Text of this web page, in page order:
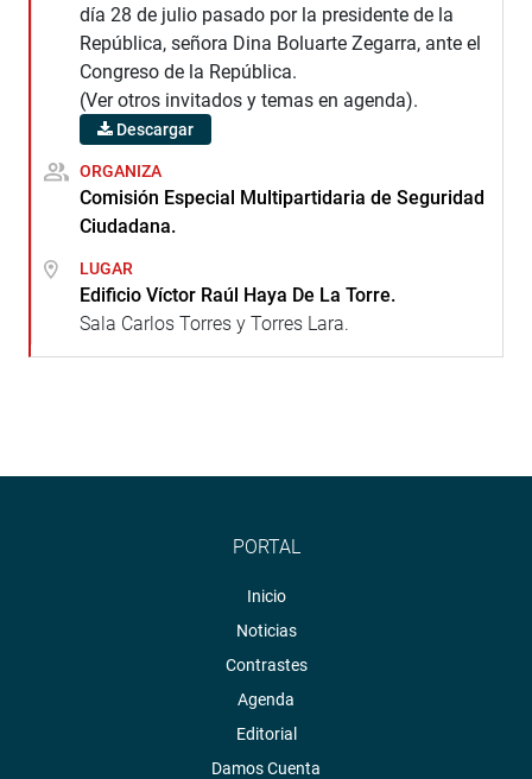
día 28 de julio pasado por la presidente de la
República, señora Dina Boluarte Zegarra, ante el
Congreso de la República.
(Ver otros invitados y temas en agenda).
Descargar
ORGANIZA
Comisión Especial Multipartidaria de Seguridad
Ciudadana.
LUGAR
Edificio Víctor Raúl Haya De La Torre.
Sala Carlos Torres y Torres Lara.
PORTAL
Inicio
Noticias
Contrastes
Agenda
Editorial
Damos Cuenta